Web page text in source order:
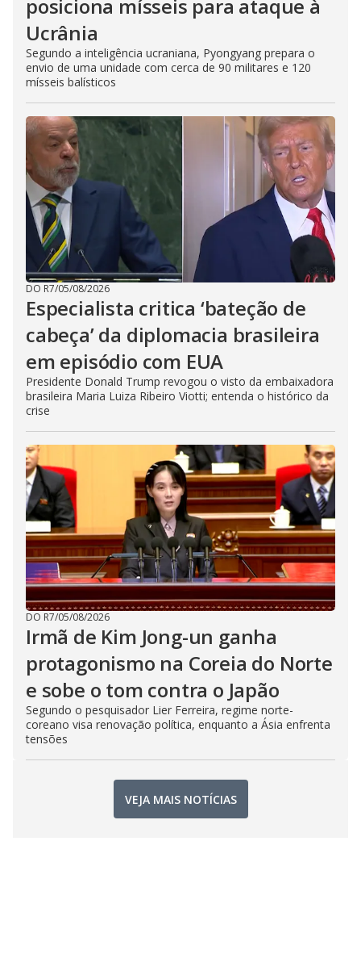
posiciona mísseis para ataque à
Ucrânia
Segundo a inteligência ucraniana, Pyongyang prepara o
envio de uma unidade com cerca de 90 militares e 120
mísseis balísticos
DO R7/05/08/2026
Especialista critica ‘bateção de
cabeça’ da diplomacia brasileira
em episódio com EUA
Presidente Donald Trump revogou o visto da embaixadora
brasileira Maria Luiza Ribeiro Viotti; entenda o histórico da
crise
DO R7/05/08/2026
Irmã de Kim Jong-un ganha
protagonismo na Coreia do Norte
e sobe o tom contra o Japão
Segundo o pesquisador Lier Ferreira, regime norte-
coreano visa renovação política, enquanto a Ásia enfrenta
tensões
VEJA MAIS NOTÍCIAS